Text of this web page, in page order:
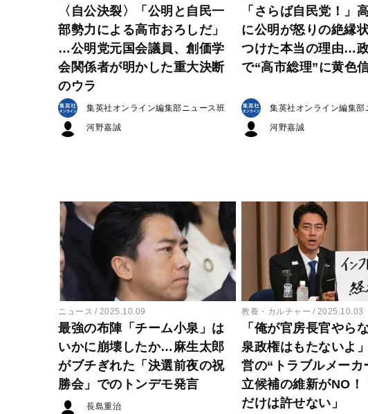
〈自公決裂〉「公明と自民一
部勢力による高市おろしだ」
…公明党元国会議員、創価学
会関係者が明かした重大決断
のウラ
集英社オンライン編集部ニュース班
河野嘉誠
「さらば自民党！」
に公明が怒りの絶縁
つけた本当の理由…
で“高市総理”に黄色
集英社オンライン編集部
河野嘉誠
ニュース 2025.10.09
最強の布陣「チーム小泉」は
いかに崩壊したか…麻生太郎
がブチぎれた「決選前夜の祝
勝会」でのトンデモ発言
長島重治
教養・カルチャー 2025.10.03
「俺が官房長官やら
泉政権はもたないよ
営の“トラブルメーカ
立候補の維新がNO！
だけは許せない」